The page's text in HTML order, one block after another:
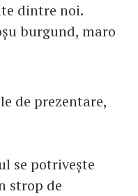
dintre noi.
burgund, maro
de prezentare,
se potrivește
strop de